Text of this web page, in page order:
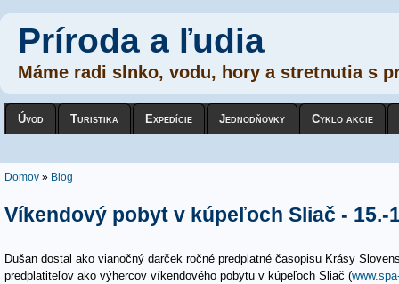
Príroda a ľudia
Máme radi slnko, vodu, hory a stretnutia s
Úvod Turistika Expedície Jednodňovky Cyklo akcie
Nachádzate sa tu
Domov » Blog
Víkendový pobyt v kúpeľoch Sliač - 15.-
Dušan dostal ako vianočný darček ročné predplatné časopisu Krásy
predplatiteľov ako výhercov víkendového pobytu v kúpeľoch Sliač (